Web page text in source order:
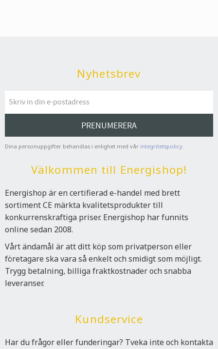
Nyhetsbrev
PRENUMERERA
Dina personuppgifter behandlas i enlighet med vår integritetspolicy
Välkommen till Energishop!
Energishop är en certifierad e-handel med brett
sortiment CE märkta kvalitetsprodukter till
konkurrenskraftiga priser. Energishop har funnits
online sedan 2008.
Vårt ändamål är att ditt köp som privatperson eller
företagare ska vara så enkelt och smidigt som möjligt.
Trygg betalning, billiga fraktkostnader och snabba
leveranser.
Kundservice
Har du frågor eller funderingar? Tveka inte och kontakta